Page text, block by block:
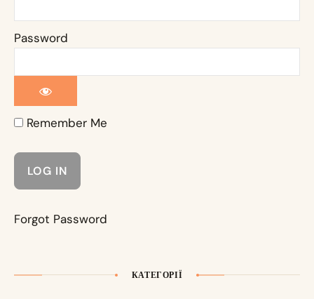
Password
Remember Me
Forgot Password
КАТЕГОРІЇ